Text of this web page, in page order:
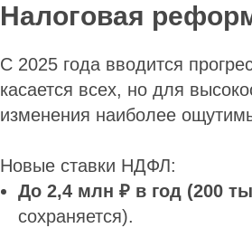
Налоговая
С 2025 года вводится
касается всех, но для
изменения наиболее
Новые ставки НДФЛ:
До 2,4 млн ₽ в год (200
сохраняется).